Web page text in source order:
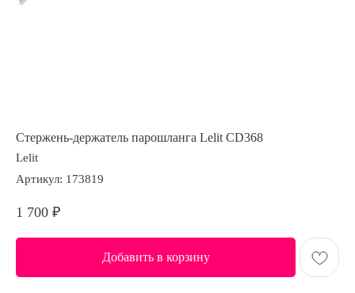
Стержень-держатель парошланга Lelit CD368
Lelit
Артикул: 173819
1 700 ₽
Добавить в корзину